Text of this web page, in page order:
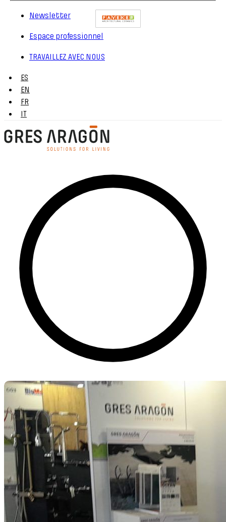
Newsletter
Espace professionnel
TRAVAILLEZ AVEC NOUS
ES
EN
FR
IT